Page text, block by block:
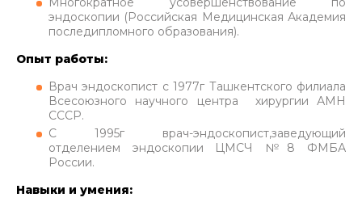
эндоскопии (Российская Медицинская Академия
последипломного образования).
Опыт работы:
Врач эндоскопист с 1977г Ташкентского филиала
Всесоюзного научного центра хирургии АМН
СССР.
С 1995г врач-эндоскопист,заведующий
отделением эндоскопии ЦМСЧ №8 ФМБА
России.
Навыки и умения: